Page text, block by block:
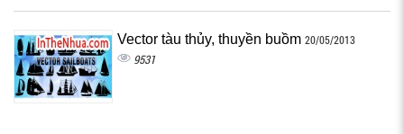
Vector tàu thủy, thuyền buồm 20/05/2013
9531